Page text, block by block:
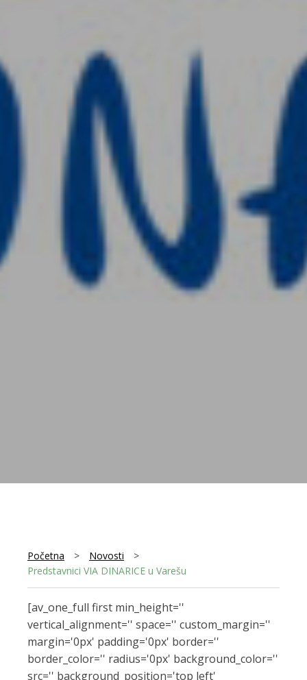
Početna > Novosti
>
Predstavnici VIA DINARICE u Varešu
[av_one_full first min_height=''
vertical_alignment='' space='' custom_margin=''
margin='0px' padding='0px' border=''
border_color='' radius='0px' background_color=''
src='' background_position='top left'